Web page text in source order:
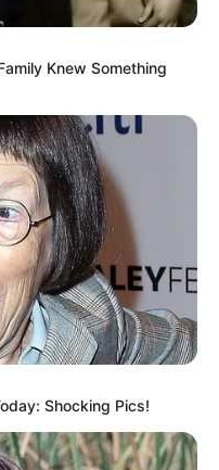
momen-momennya
di akun instagram
Knew Something
Shocking Pics!